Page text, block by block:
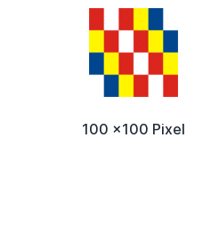
100 x100 Pixel